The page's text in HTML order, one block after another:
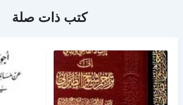
كتب ذات صلة